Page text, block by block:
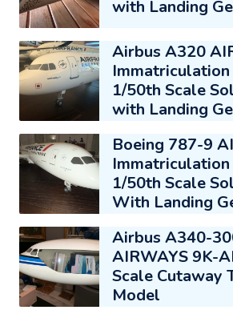
with Landing
Airbus A320
Immatriculation
1/50th Scale
with Landing
Boeing 787-9
1/50th Scale
With Landing
Airbus A340-
AIRWAYS 9K-
Scale Cutaway
Model